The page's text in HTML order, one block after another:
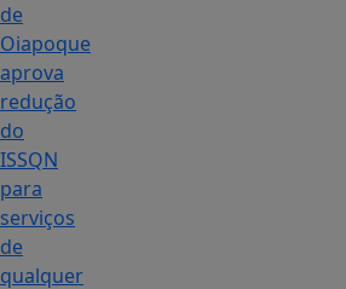
de
Oiapoque
aprova
redução
do
ISSQN
para
serviços
de
qualquer